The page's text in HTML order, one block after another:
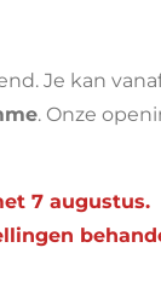
Je kan
. Onze
7 augustus.